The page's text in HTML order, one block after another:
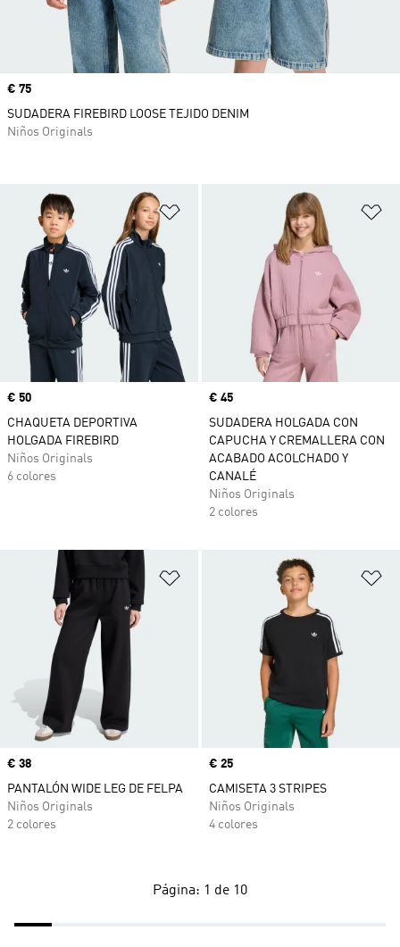
Añadir a la lista de deseos
Precio
€ 50
CHAQUETA DEPORTIVA
HOLGADA FIREBIRD
Niños Originals
6 colores
Precio
€ 45
SUDADERA HOLGADA CON
CAPUCHA Y CREMALLERA CON
ACABADO ACOLCHADO Y
CANALÉ
Niños Originals
2 colores
Añadir a la lista de deseos
Precio
€ 38
PANTALÓN WIDE LEG DE FELPA
Niños Originals
2 colores
Precio
€ 25
CAMISETA 3 STRIPES
Niños Originals
4 colores
Precio
€ 75
SUDADERA FIREBIRD LOOSE TEJIDO DENIM
Niños Originals
Página: 1 de 10